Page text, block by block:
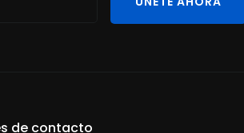
de contacto